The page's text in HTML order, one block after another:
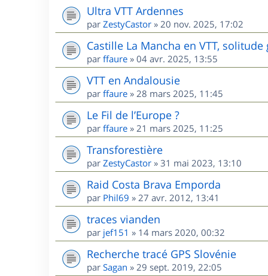
Ultra VTT Ardennes
par ZestyCastor » 20 nov. 2025, 17:02
Castille La Mancha en VTT, solitude
par ffaure » 04 avr. 2025, 13:55
VTT en Andalousie
par ffaure » 28 mars 2025, 11:45
Le Fil de l’Europe ?
par ffaure » 21 mars 2025, 11:25
Transforestière
par ZestyCastor » 31 mai 2023, 13:10
Raid Costa Brava Emporda
par Phil69 » 27 avr. 2012, 13:41
traces vianden
par jef151 » 14 mars 2020, 00:32
Recherche tracé GPS Slovénie
par Sagan » 29 sept. 2019, 22:05